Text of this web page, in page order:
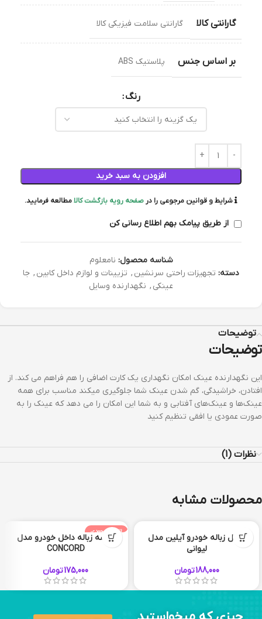
گارانتی کالا گارانتی سلامت فیزیکی کالا
بر اساس جنس پلاستیک ABS
رنگ
افزودن به سبد خرید
شرایط و قوانین مرجوعی را درصفحه رویه بازگشت کالامطالعه فرمایید.
از طریق پیامک بهم اطلاع رسانی کن
شناسه محصول: نامعلوم
دسته: تجهیزات راحتی سرنشین , تزیینات و لوازم داخل کابین , جا
عینکی , نگهدارنده وسایل
توضیحات
توضیحات
این نگهدارنده عینک امکان نگهداری یک کارت اضافی را هم فراهم می کند. از
افتادن، خراشیدگی، گم شدن عینک شما جلوگیری میکند مناسب برای همه
عینک‌ها و عینک‌های آفتابی و به شما این امکان را می دهد که عینک را به
صورت عمودی یا افقی تنظیم کنید
نظرات (1)
محصولات مشابه
سطل زباله خودرو آیلین مدل
لیوانی
188,000تومان
اتمام موجودی
کیسه زباله داخل خودرو مدل
CONCORD
175,000تومان